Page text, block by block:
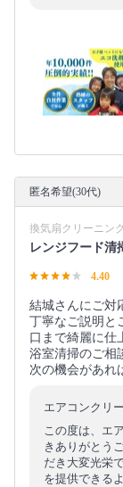
匿名希望(30代)
換気扇クリーニン
レンジフード清
4.40
結城さんにご対
丁寧なご説明と
口まで綺麗に仕
浴室清掃のご相
次の機会があれ
エアコンクリ
この度は、エ
きありがとう
だき大変光栄
を提供できる